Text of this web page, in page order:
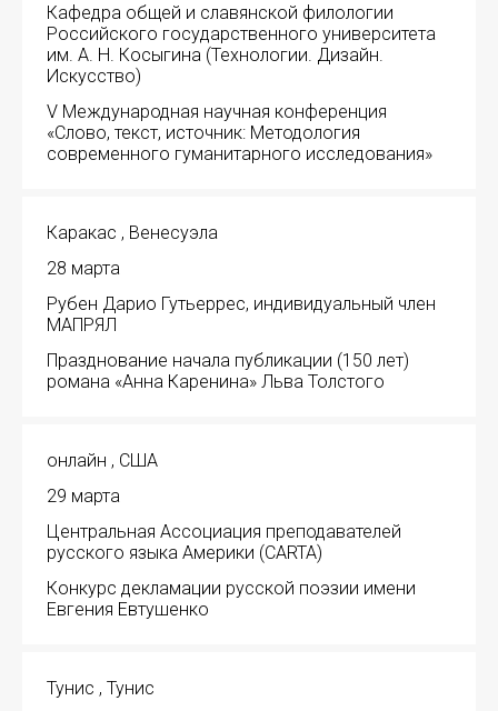
Кафедра общей и славянской филологии
Российского государственного университета
им. А. Н. Косыгина (Технологии. Дизайн.
Искусство)
V Международная научная конференция
«Слово, текст, источник: Методология
современного гуманитарного исследования»
Каракас , Венесуэла
28 марта
Рубен Дарио Гутьеррес, индивидуальный член
МАПРЯЛ
Празднование начала публикации (150 лет)
романа «Анна Каренина» Льва Толстого
онлайн , США
29 марта
Центральная Ассоциация преподавателей
русского языка Америки (CARTA)
Конкурс декламации русской поэзии имени
Евгения Евтушенко
Тунис , Тунис